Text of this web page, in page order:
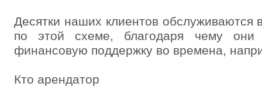
Десятки наших клиентов
по этой схеме, благодаря чему они
финансовую поддержку во времена,
Кто арендатор